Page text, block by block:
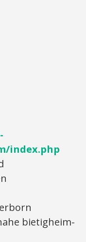
index.php
bietigheim-